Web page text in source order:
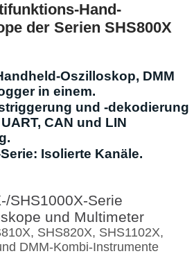
Hand-
der Serien SHS800X
Oszilloskop, DMM
in einem.
und -dekodierung
UART, CAN und LIN
Isolierte Kanäle.
SHS1000X-Serie
und Multimeter
SHS820X, SHS1102X,
DMM-Kombi-Instrumente